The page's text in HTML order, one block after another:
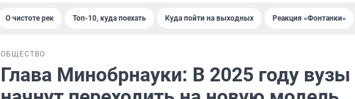
О чистоте рек Топ-10, куда поехать Куда пойти на выходных Реакция «Фонтанки»
ОБЩЕСТВО
Глава Минобрнауки: В 2025 году